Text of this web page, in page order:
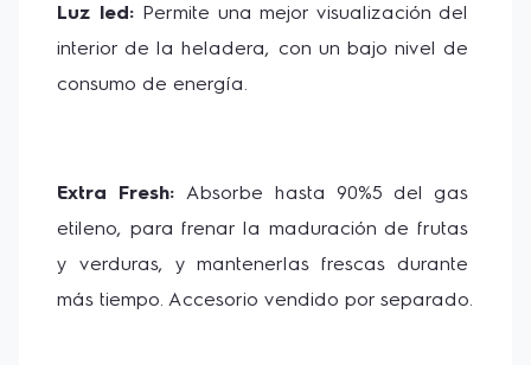
Luz led: Permite una mejor visualización del
interior de la heladera, con un bajo nivel de
consumo de energía.
Extra Fresh: Absorbe hasta 90%5 del gas
etileno, para frenar la maduración de frutas
y verduras, y mantenerlas frescas durante
más tiempo. Accesorio vendido por separado.